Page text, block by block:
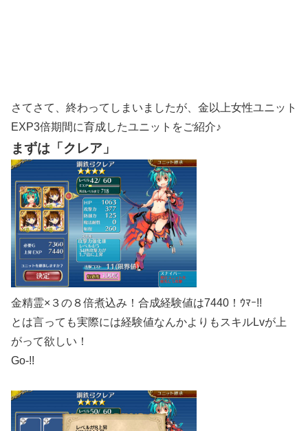
さてさて、終わってしまいましたが、金以上女性ユニット
EXP3倍期間に育成したユニットをご紹介♪
まずは「クレア」
金精霊×３の８倍煮込み！合成経験値は7440！ｳﾏｰ!!
とは言っても実際には経験値なんかよりもスキルLvが上
がって欲しい！
Go-!!